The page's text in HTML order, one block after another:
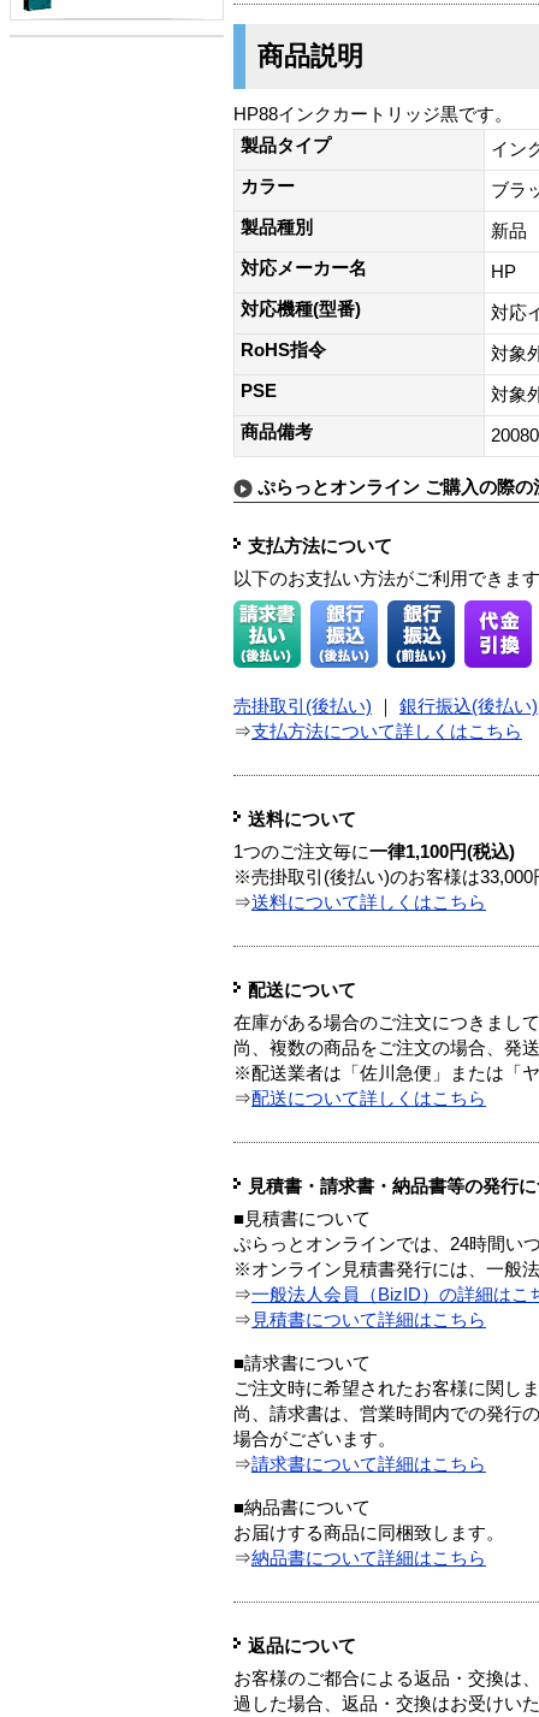
商品説明
HP88インクカートリッジ黒です。
製品タイプ
イン
カラー
ブラ
製品種別
新品
対応メーカー名
HP
対応機種(型番)
対応
RoHS指令
対象
PSE
対象
商品備考
ぷらっとオンライン ご購入の際の
支払方法について
以下のお支払い方法がご利用できます
売掛取引(後払い) 銀行振込(後払い)
⇒支払方法について詳しくはこちら
送料について
1つのご注文毎に一律1,100円(税込)
※売掛取引(後払い)のお客様は33,000
⇒送料について詳しくはこちら
配送について
在庫がある場合のご注文につきまし
尚、複数の商品をご注文の場合、発
※配送業者は「佐川急便」または「
⇒配送について詳しくはこちら
見積書・請求書・納品書等の発行
■見積書について
ぷらっとオンラインでは、24時間い
※オンライン見積書発行には、一般
⇒一般法人会員（BizID）の詳細はこ
⇒ 見積書について詳細はこちら
■請求書について
ご注文時に希望されたお客様に関し
尚、請求書は、営業時間内での発行
場合がございます。
⇒請求書について詳細はこちら
■納品書について
お届けする商品に同梱致します。
⇒納品書について詳細はこちら
返品について
お客様のご都合による返品・交換は
過した場合、返品・交換はお受けいた